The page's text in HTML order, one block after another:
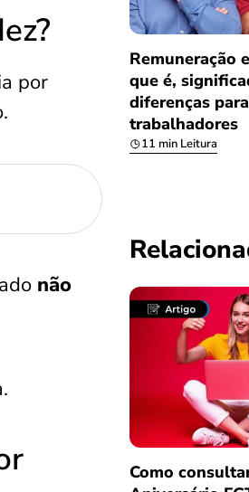
por
não
Remuneração
que é,
diferenças
trabalhadores
11 min Leitura
Como